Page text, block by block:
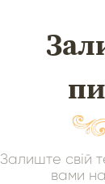
Залиште свій
вами